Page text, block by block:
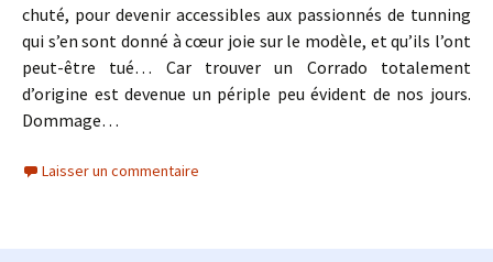
chuté, pour devenir accessibles aux passionnés de tunning
qui s’en sont donné à cœur joie sur le modèle, et qu’ils l’ont
peut-être tué… Car trouver un Corrado totalement
d’origine est devenue un périple peu évident de nos jours.
Dommage…
Laisser un commentaire